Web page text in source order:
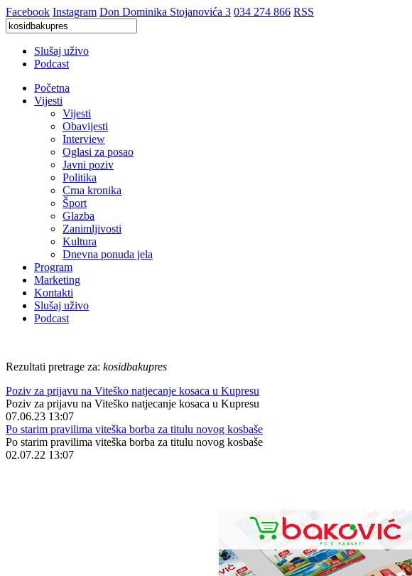
Facebook Instagram Don Dominika Stojanovića 3 034 274 866 RSS
Slušaj uživo
Podcast
Početna
Vijesti
Vijesti
Obavijesti
Interview
Oglasi za posao
Javni poziv
Politika
Crna kronika
Šport
Glazba
Zanimljivosti
Kultura
Dnevna ponuda jela
Program
Marketing
Kontakti
Slušaj uživo
Podcast
Rezultati pretrage za: kosidbakupres
Poziv za prijavu na Viteško natjecanje kosaca u Kupresu
Poziv za prijavu na Viteško natjecanje kosaca u Kupresu
07.06.23 13:07
Po starim pravilima viteška borba za titulu novog kosbaše
Po starim pravilima viteška borba za titulu novog kosbaše
02.07.22 13:07